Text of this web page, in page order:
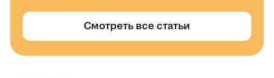
Смотреть все статьи